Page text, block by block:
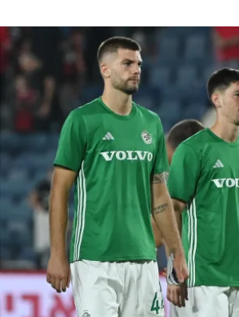
ליגה סינית
ליגה ברזילאית
ליגות נוספות